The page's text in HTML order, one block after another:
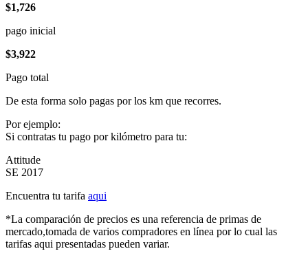
$1,726
pago inicial
$3,922
Pago total
De esta forma solo pagas por los km que recorres.
Por ejemplo:
Si contratas tu pago por kilómetro para tu:
Attitude
SE 2017
Encuentra tu tarifa aqui
*La comparación de precios es una referencia de primas de
mercado,tomada de varios compradores en línea por lo cual las
tarifas aqui presentadas pueden variar.